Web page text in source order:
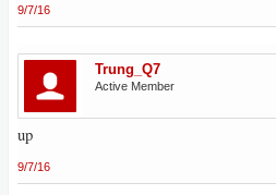
9/7/16
Trung_Q7
Active Member
up
9/7/16